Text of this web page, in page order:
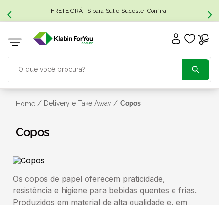
FRETE GRÁTIS para Sul e Sudeste. Confira!
Home / Delivery e Take Away / Copos
Copos
Os copos de papel oferecem praticidade,
resistência e higiene para bebidas quentes e frias.
Produzidos em material de alta qualidade e, em
TERMOS MAIS BUSCADOS
3º caixa sedex